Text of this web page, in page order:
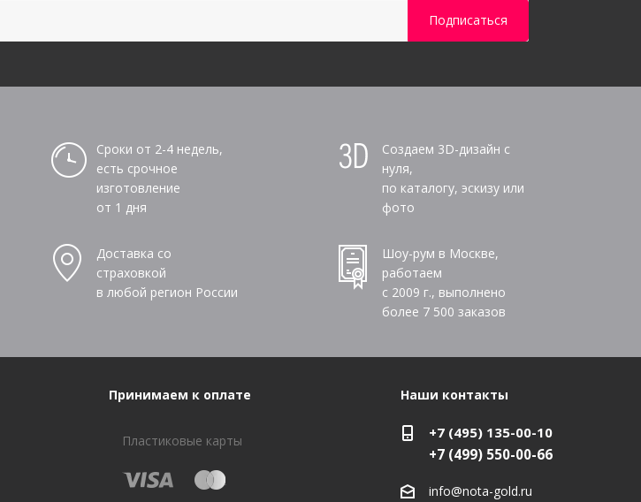
Сроки от 2-4 недель,
есть срочное
изготовление
от 1 дня
Создаем 3D-дизайн с
нуля,
по каталогу, эскизу или
фото
Доставка со
страховкой
в любой регион России
Шоу-рум в Москве,
работаем
с 2009 г., выполнено
более 7 500 заказов
Принимаем к оплате
Пластиковые карты
Наши контакты
+7 (495) 135-00-10
+7 (499) 550-00-66
info@nota-gold.ru